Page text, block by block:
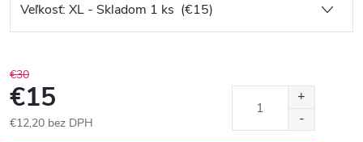
€30
€15
€12,20 bez DPH